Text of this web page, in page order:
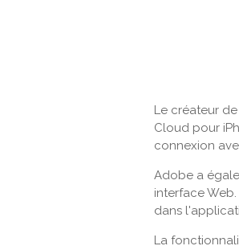
Le créateur
Cloud pour
connexion
Adobe a
interface
dans
La